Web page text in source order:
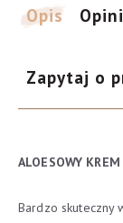
nawilżający
50ml
Opis
Zapytaj o
ALOESOWY
Bardzo skuteczny